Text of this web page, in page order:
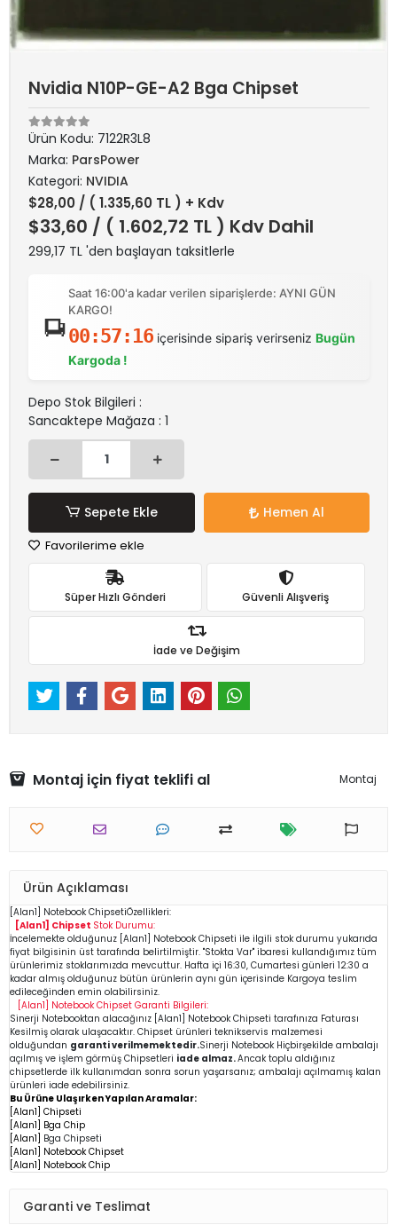
Nvidia N10P-GE-A2 Bga Chipset
Ürün Kodu: 7122R3L8
Marka: ParsPower
Kategori: NVIDIA
$28,00 / ( 1.335,60 TL ) + Kdv
$33,60 / ( 1.602,72 TL ) Kdv Dahil
299,17 TL 'den başlayan taksitlerle
Saat 16:00'a kadar verilen siparişlerde: AYNI GÜN
KARGO!
00:57:15içerisinde sipariş verirseniz Bugün
Kargoda !
Depo Stok Bilgileri :
Sancaktepe Mağaza : 1
Sepete Ekle Hemen Al
Favorilerime ekle
Süper Hızlı Gönderi Güvenli Alışveriş
İade ve Değişim
Montaj için fiyat teklifi al Montaj
Ürün Açıklaması
[Alan1] Notebook ChipsetiÖzellikleri:
[Alan1] Chipset Stok Durumu:
İncelemekte olduğunuz [Alan1] Notebook Chipseti ile ilgili stok durumu yukarıda
fiyat bilgisinin üst tarafında belirtilmiştir. "Stokta Var" ibaresi kullandığımız tüm
ürünlerimiz stoklarımızda mevcuttur. Hafta içi 16:30, Cumartesi günleri 12:30 a
kadar almış olduğunuz bütün ürünlerin aynı gün içerisinde Kargoya teslim
edileceğinden emin olabilirsiniz.
[Alan1] Notebook Chipset Garanti Bilgileri:
Sinerji Notebooktan alacağınız [Alan1] Notebook Chipseti tarafınıza Faturası
Kesilmiş olarak ulaşacaktır. Chipset ürünleri teknikservis malzemesi
olduğundan garanti verilmemektedir.Sinerji Notebook Hiçbirşekilde ambalajı
açılmış ve işlem görmüş Chipsetleri iade almaz.Ancak toplu aldığınız
chipsetlerde ilk kullanımdan sonra sorun yaşarsanız; ambalajı açılmamış kalan
ürünleri iade edebilirsiniz.
Bu Ürüne Ulaşırken Yapılan Aramalar:
[Alan1] Chipseti
[Alan1] Bga Chip
[Alan1] Bga Chipseti
[Alan1] Notebook Chipset
[Alan1] Notebook Chip
Garanti ve Teslimat